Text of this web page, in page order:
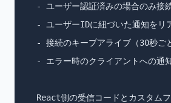
- ユーザー認証済みの場合のみ接
- ユーザーIDに紐づいた通知をリ
- 接続のキープアライブ（30秒ご
- エラー時のクライアントへの通
React側の受信コードとカスタム